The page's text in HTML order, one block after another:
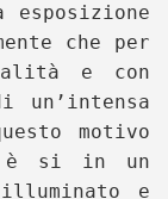
esposizione
che per
e con
un’intensa
motivo
è si in un
e